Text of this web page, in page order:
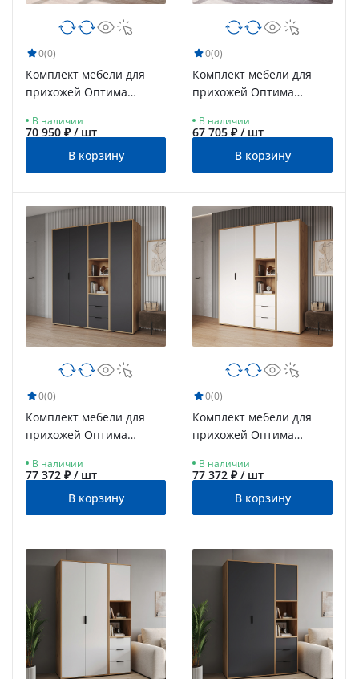
0(0)
Комплект мебели для
прихожей Оптима
золотой/графит
В наличии
70 950 ₽ / шт
В корзину
0(0)
Комплект мебели для
прихожей Оптима
структурный/меренга
В наличии
67 705 ₽ / шт
В корзину
0(0)
Комплект мебели для
прихожей Оптима
золотой/графит
В наличии
77 372 ₽ / шт
В корзину
0(0)
Комплект мебели для
прихожей Оптима
золотой/меренга
В наличии
77 372 ₽ / шт
В корзину